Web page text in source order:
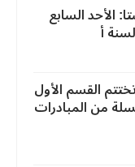
الأحد السابع
أ
القسم الأول
من المبادرات